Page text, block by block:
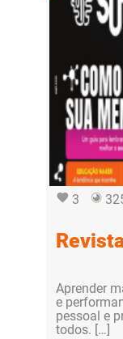
3
Aprender
e
pessoal e
todos. […]